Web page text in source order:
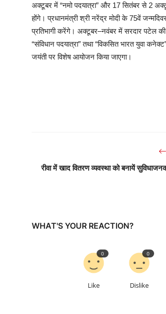
अक्टूबर में “नमो पदयात्रा” और 17 सितंबर से 2
होंगे। प्रधानमंत्री श्री नरेंद्र मोदी के 75वें
प्रतिभागी करेंगे। अक्टूबर–नवंबर में सरदार पटेल की
“संविधान पदयात्रा” तथा “विकसित भारत युवा
जयंती पर विशेष आयोजन किया जाएगा।
रीवा में खाद वितरण व्यवस्था को बनायें
WHAT'S YOUR REACTION?
Like
0
Dislike
0